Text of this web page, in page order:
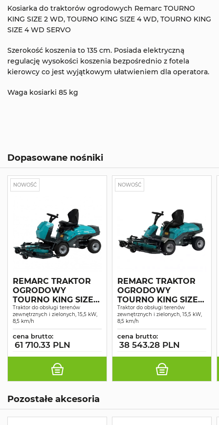
Kosiarka do traktorów ogrodowych Remarc TOURNO
KING SIZE 2 WD, TOURNO KING SIZE 4 WD, TOURNO KING
SIZE 4 WD SERVO
Szerokość koszenia to 135 cm. Posiada elektryczną
regulację wysokości koszenia bezpośrednio z fotela
kierowcy co jest wyjątkowym ułatwieniem dla operatora.
Waga kosiarki 85 kg
Dopasowane nośniki
NOWOŚĆ
REMARC TRAKTOR
OGRODOWY
TOURNO KING SIZE 4
WD SERVO
Traktor do obsługi terenów
zewnętrznych i zielonych, 15,5 kW,
8,5 km/h
cena brutto:
61 710.33 PLN
NOWOŚĆ
REMARC TRAKTOR
OGRODOWY
TOURNO KING SIZE 2
WD
Traktor do obsługi terenów
zewnętrznych i zielonych, 15,5 kW,
8,5 km/h
cena brutto:
38 543.28 PLN
Pozostałe akcesoria